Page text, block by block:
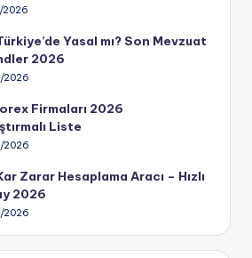
2026
Yasal mı? Son Mevzuat
2026
2026
Firmaları 2026
Liste
2026
Zarar Hesaplama Aracı – Hızlı
2026
2026